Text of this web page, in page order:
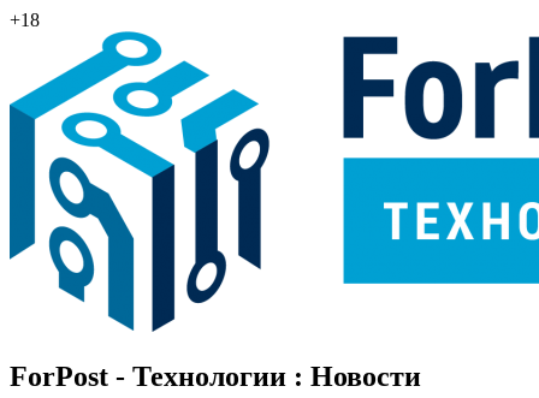
+18
ForPost - Технологии : Новости